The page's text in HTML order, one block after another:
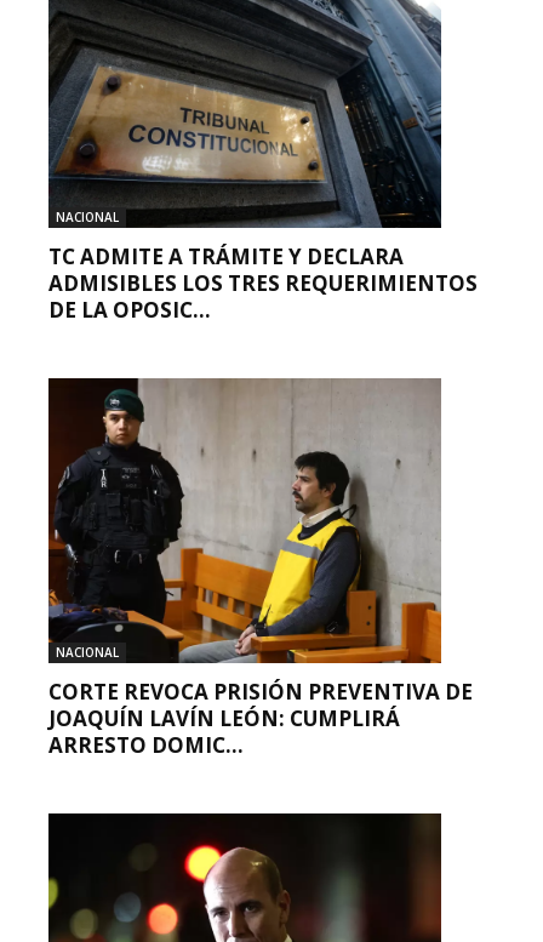
NACIONAL
TC ADMITE A TRÁMITE Y DECLARA
ADMISIBLES LOS TRES REQUERIMIENTOS
DE LA OPOSIC...
NACIONAL
CORTE REVOCA PRISIÓN PREVENTIVA DE
JOAQUÍN LAVÍN LEÓN: CUMPLIRÁ
ARRESTO DOMIC...